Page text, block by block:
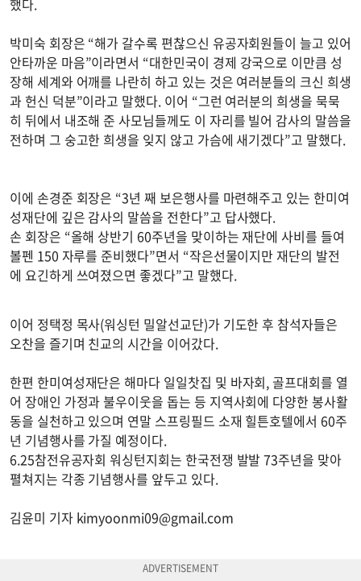
박미숙 회장은 “해가 갈수록 편찮으신 유공자회원들이 늘고 있어
안타까운 마음”이라면서 “대한민국이 경제 강국으로 이만큼 성
장해 세계와 어깨를 나란히 하고 있는 것은 여러분들의 크신 희생
과 헌신 덕분”이라고 말했다. 이어 “그런 여러분의 희생을 묵묵
히 뒤에서 내조해 준 사모님들께도 이 자리를 빌어 감사의 말씀을
전하며 그 숭고한 희생을 잊지 않고 가슴에 새기겠다”고 말했다.
이에 손경준 회장은 “3년 째 보은행사를 마련해주고 있는 한미여
성재단에 깊은 감사의 말씀을 전한다”고 답사했다.
손 회장은 “올해 상반기 60주년을 맞이하는 재단에 사비를 들여
볼펜 150 자루를 준비했다”면서 “작은선물이지만 재단의 발전
에 요긴하게 쓰여졌으면 좋겠다”고 말했다.
이어 정택정 목사(워싱턴 밀알선교단)가 기도한 후 참석자들은
오찬을 즐기며 친교의 시간을 이어갔다.
한편 한미여성재단은 해마다 일일찻집 및 바자회, 골프대회를 열
어 장애인 가정과 불우이웃을 돕는 등 지역사회에 다양한 봉사활
동을 실천하고 있으며 연말 스프링필드 소재 힐튼호텔에서 60주
년 기념행사를 가질 예정이다.
6.25참전유공자회 워싱턴지회는 한국전쟁 발발 73주년을 맞아
펼쳐지는 각종 기념행사를 앞두고 있다.
김윤미 기자 kimyoonmi09@gmail.com